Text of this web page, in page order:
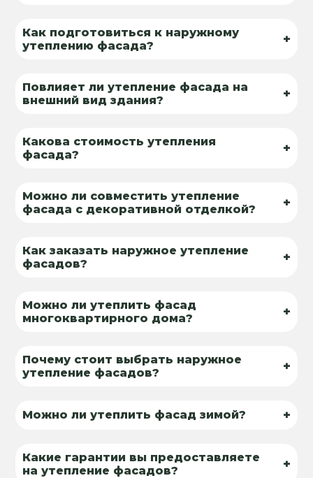
Как подготовиться к наружному
утеплению фасада?
+
Повлияет ли утепление фасада на
внешний вид здания?
+
Какова стоимость утепления
фасада?
+
Можно ли совместить утепление
фасада с декоративной отделкой?
+
Как заказать наружное утепление
фасадов?
+
Можно ли утеплить фасад
многоквартирного дома?
+
Почему стоит выбрать наружное
утепление фасадов?
+
Можно ли утеплить фасад зимой? +
Какие гарантии вы предоставляете
на утепление фасадов?
+